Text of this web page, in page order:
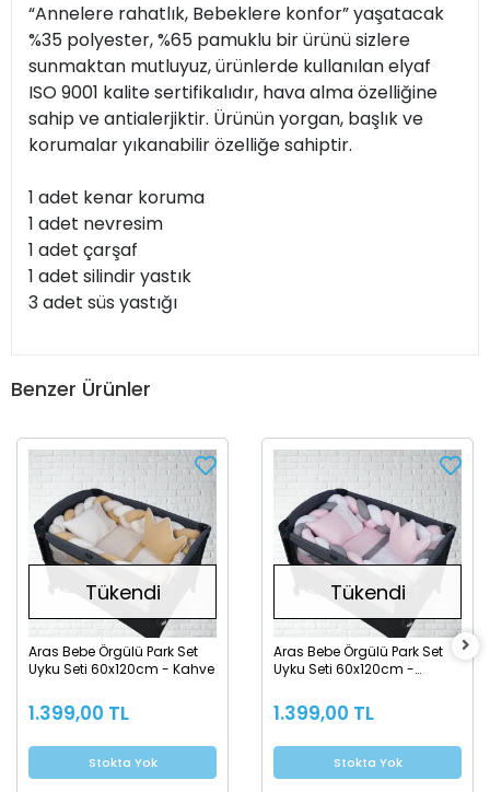
“Annelere rahatlık, Bebeklere konfor” yaşatacak
%35 polyester, %65 pamuklu bir ürünü sizlere
sunmaktan mutluyuz, ürünlerde kullanılan elyaf
ISO 9001 kalite sertifikalıdır, hava alma özelliğine
sahip ve antialerjiktir. Ürünün yorgan, başlık ve
korumalar yıkanabilir özelliğe sahiptir.
1 adet kenar koruma
1 adet nevresim
1 adet çarşaf
1 adet silindir yastık
3 adet süs yastığı
Benzer Ürünler
Tükendi
Aras Bebe Örgülü Park Set
Uyku Seti 60x120cm - Kahve
1.399,00 TL
Stokta Yok
Tükendi
Aras Bebe Örgülü Park Set
Uyku Seti 60x120cm -
1.399,00 TL
Stokta Yok